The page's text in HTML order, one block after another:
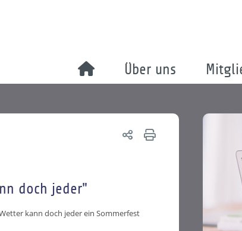
Über uns
doch jeder"
kann doch jeder ein Sommerfest